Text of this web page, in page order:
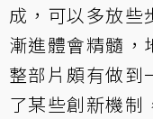
成，可以多放些
漸進體會精髓，
整部片頗有做到
了某些創新機制